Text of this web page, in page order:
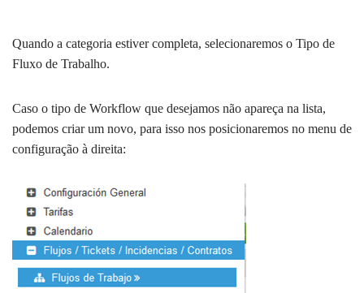
Quando a categoria estiver completa, selecionaremos o Tipo de
Fluxo de Trabalho.
Caso o tipo de Workflow que desejamos não apareça na lista,
podemos criar um novo, para isso nos posicionaremos no menu de
configuração à direita: